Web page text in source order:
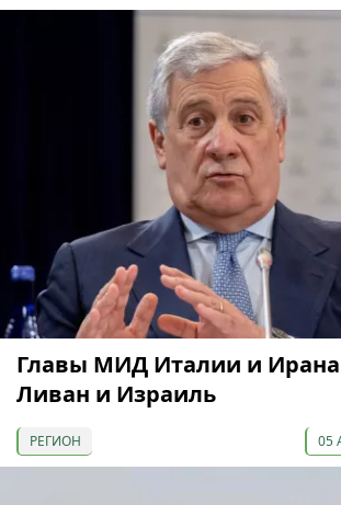
Главы МИД Италии и Ирана
Ливан и Израиль
РЕГИОН 05